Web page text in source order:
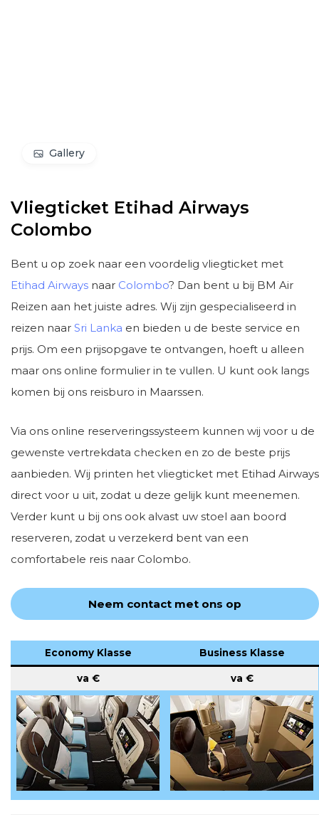
Gallery
Vliegticket Etihad Airways
Colombo
Bent u op zoek naar een voordelig vliegticket met
Etihad Airways naar Colombo? Dan bent u bij BM Air
Reizen aan het juiste adres. Wij zijn gespecialiseerd in
reizen naar Sri Lanka en bieden u de beste service en
prijs. Om een prijsopgave te ontvangen, hoeft u alleen
maar ons online formulier in te vullen. U kunt ook langs
komen bij ons reisburo in Maarssen.
Via ons online reserveringssysteem kunnen wij voor u de
gewenste vertrekdata checken en zo de beste prijs
aanbieden. Wij printen het vliegticket met Etihad Airways
direct voor u uit, zodat u deze gelijk kunt meenemen.
Verder kunt u bij ons ook alvast uw stoel aan boord
reserveren, zodat u verzekerd bent van een
comfortabele reis naar Colombo.
Neem contact met ons op
Economy Klasse Business Klasse
va € va €